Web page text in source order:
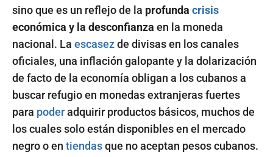
sino que es un reflejo de la profunda crisis
económica y la desconfianza en la moneda
nacional. La escasezde divisas en los canales
oficiales, una inflación galopante y la dolarización
de facto de la economía obligan a los cubanos a
buscar refugio en monedas extranjeras fuertes
para poderadquirir productos básicos, muchos de
los cuales solo están disponibles en el mercado
negro o en tiendasque no aceptan pesos cubanos.